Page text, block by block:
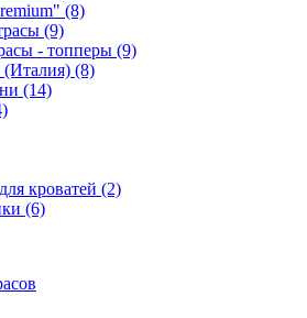
(8)
(9)
- топперы (9)
(8)
(14)
кроватей (2)
(6)